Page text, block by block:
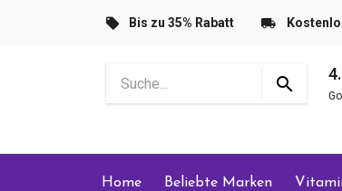
Bis zu 35% Rabatt
Home Beliebte Marken